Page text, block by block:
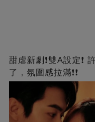
甜虐新劇❗雙A設定❗
了，氛圍感拉滿❗❗